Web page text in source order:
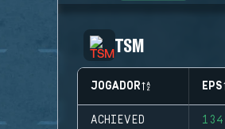
TSM
JOGADOR EPS
ACHIEVED 134